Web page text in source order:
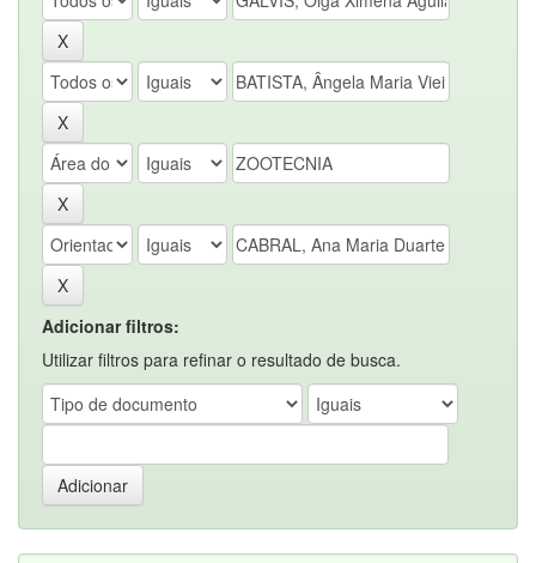
Adicionar filtros:
Utilizar filtros para refinar o resultado de busca.